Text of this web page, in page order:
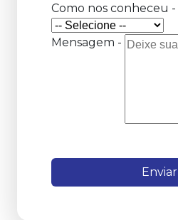
Como nos conheceu -
Mensagem -
Enviar